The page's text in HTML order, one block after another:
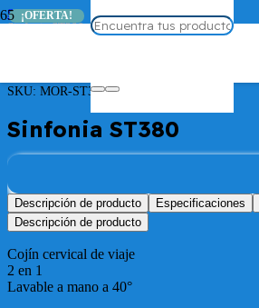
Sin categorizar
Sinfonia ST380
SKU: MOR-ST380
Sinfonia ST380
Descripción de producto Especificaciones
Descripción de producto
Cojín cervical de viaje
2 en 1
Lavable a mano a 40°
¡OFERTA!